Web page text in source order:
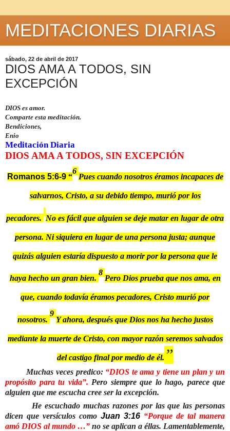
MEDITACIONES DIARIAS
sábado, 22 de abril de 2017
DIOS AMA A TODOS, SIN
EXCEPCIÓN
DIOS es amor.
Comparte esta meditación.
Bendiciones,
Enio
Meditación Diaria
DIOS AMA A TODOS, SIN EXCEPCIÓN
Romanos 5:6-9“
6
Pues cuando nosotros éramos incapaces de
salvarnos, Cristo, a su debido tiempo, murió por los
pecadores. No es fácil que alguien se deje matar en lugar de otra
persona. Ni siquiera en lugar de una persona justa; aunque
quizás alguien estaría dispuesto a morirpor la persona que le
haya hecho un gran bien.
8
Pero Dios prueba que nos ama, en
que, cuando todavía éramos pecadores, Cristo murió por
nosotros.
9
Y ahora, después que Dios nos ha hecho justos
mediante la muerte de Cristo, con mayor razón seremos salvados
del castigo final por medio de él.”
Muchas veces predico: “DIOS te ama y tiene un plan y un
propósito para tu vida”. Pero siempre que lo hago, parece que
alguien que me escucha cree ser la excepción.
He escuchado muchas razones por las que las personas
dicen que versículos como Juan 3:16 “Porque de tal manera
amó DIOS al mundo …” no se aplican a éllas. Lamentablemente,